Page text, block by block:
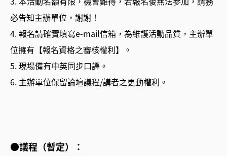
必告知主辦單位，謝謝！
4. 報名請確實填寫e-mail信箱，為維護活動品質，主辦單
位擁有【報名資格之審核權利】。
5. 現場備有中英同步口譯。
6. 主辦單位保留論壇議程/講者之更動權利。
●議程（暫定）：